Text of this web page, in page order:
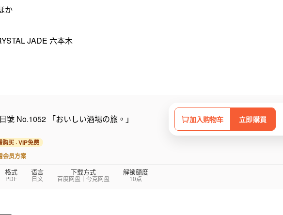
か
JADE 六本木
號 No.1052 「おいしい酒場の旅。」 加入购物车 立即購買
购买 · VIP免费
会员方案
格式
PDF
语言
日文
下载方式
百度网盘｜夸克网盘
解锁额度
10点